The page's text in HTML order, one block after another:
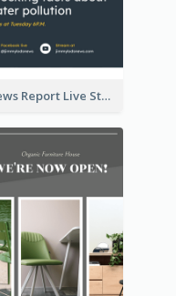
News Report Live Stream Instagram Story